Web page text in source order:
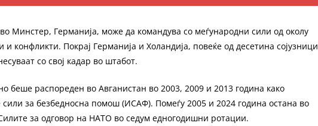
Минстер, Германија, може да командува со меѓународни сили од околу
и конфликти. Покрај Германија и Холандија, повеќе од десетина сојузници
со свој кадар во штабот.
беше распореден во Авганистан во 2003, 2009 и 2013 година како
за безбедносна помош (ИСАФ). Помеѓу 2005 и 2024 година остана во
за одговор на НАТО во седум едногодишни ротации.